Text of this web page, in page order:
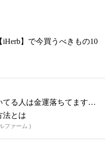
】で今買うべきもの10
てる人は金運落ちてます…
法とは
ファーム )